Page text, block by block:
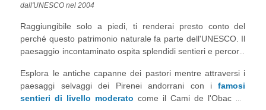
dall'UNESCO nel 2004
Raggiungibile solo a piedi, ti renderai presto conto del
perché questo patrimonio naturale fa parte dell'UNESCO. Il
paesaggio incontaminato ospita splendidi sentieri e percorsi
foreste.
Esplora le antiche capanne dei pastori mentre attraversi i
paesaggi selvaggi dei Pirenei andorrani con ifamosi
sentieri di livello moderato come il Cami de l'Obac de